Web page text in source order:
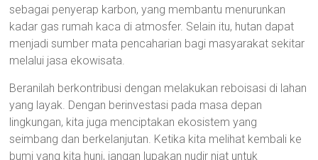
sebagai penyerap karbon, yang membantu menurunkan
kadar gas rumah kaca di atmosfer. Selain itu, hutan dapat
menjadi sumber mata pencaharian bagi masyarakat sekitar
melalui jasa ekowisata.
Beranilah berkontribusi dengan melakukan reboisasi di lahan
yang layak. Dengan berinvestasi pada masa depan
lingkungan, kita juga menciptakan ekosistem yang
seimbang dan berkelanjutan. Ketika kita melihat kembali ke
bumi yang kita huni, jangan lupakan nudir niat untuk